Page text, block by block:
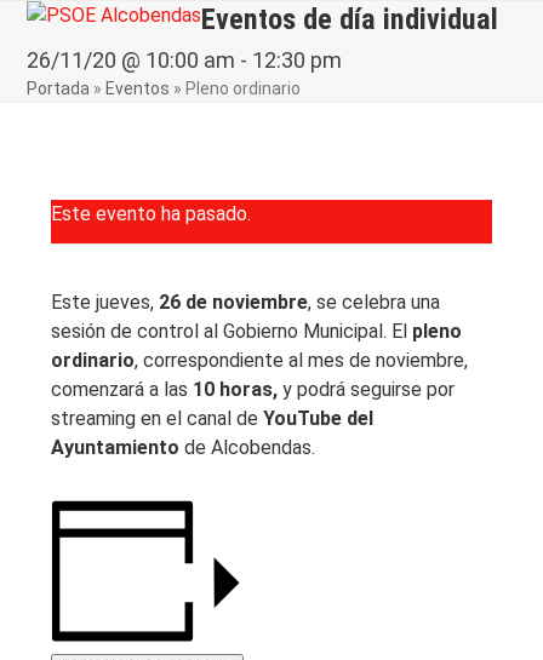
Skip
content
Open
mobile
menu
Close
mobile
menu
Eventos de día individual
26/11/20 @ 10:00 am - 12:30 pm
Portada » Eventos » Pleno ordinario
Este evento ha pasado.
Este jueves, 26 de noviembre, se celebra una
sesión de control al Gobierno Municipal. El pleno
ordinario, correspondiente al mes de noviembre,
comenzará a las 10 horas, y podrá seguirse por
streaming en el canal deYouTube del
Ayuntamiento de Alcobendas.